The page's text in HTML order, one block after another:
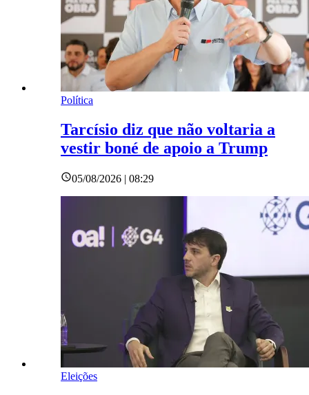
Política
Tarcísio diz que não voltaria a
vestir boné de apoio a Trump
05/08/2026 | 08:29
Eleições